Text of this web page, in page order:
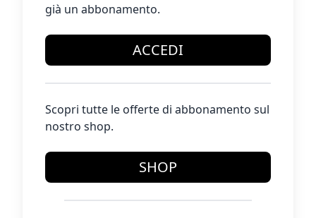
già un abbonamento.
ACCEDI
Scopri tutte le offerte di abbonamento sul
nostro shop.
SHOP